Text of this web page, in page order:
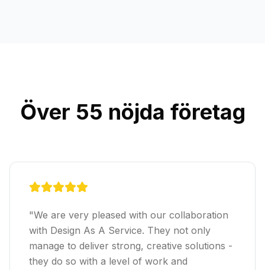
Över 55 nöjda företag
"We are very pleased with our collaboration
with Design As A Service. They not only
manage to deliver strong, creative solutions -
they do so with a level of work and